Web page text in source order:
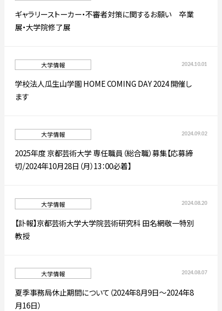
通信教育部
藝術学舎
ギャラリーストーカー・不審者対策に関するお願い 卒業
展・大学院修了展
2024.10.01
大学情報
学校法人瓜生山学園 HOME COMING DAY 2024 開催し
ます
2024.09.02
大学情報
2025年度 京都芸術大学 専任職員（総合職）募集【応募締
切/2024年10月28日（月）13：00必着】
2024.08.20
大学情報
【訃報】京都芸術大学大学院芸術研究科 田名網敬一特別
教授
2024.08.07
大学情報
夏季事務局休止期間について（2024年8月9日～2024年8
月16日）